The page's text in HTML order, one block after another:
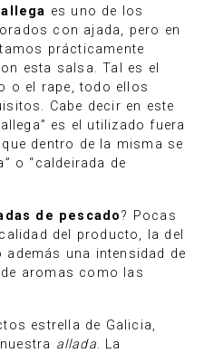
es uno de los
con ajada, pero en
prácticamente
esta salsa. Tal es el
o el rape, todo ellos
Cabe decir en este
es el utilizado fuera
dentro de la misma se
o “caldeirada de
de pescado? Pocas
del producto, la del
una intensidad de
aromas como las
estrella de Galicia,
allada. La